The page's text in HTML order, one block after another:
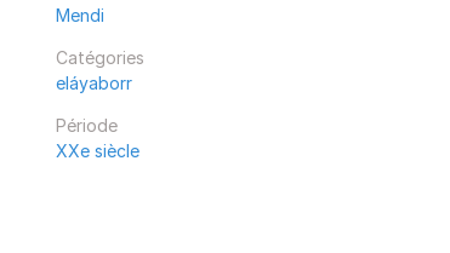
Mendi
Catégories
eláyaborr
Période
XXe siècle